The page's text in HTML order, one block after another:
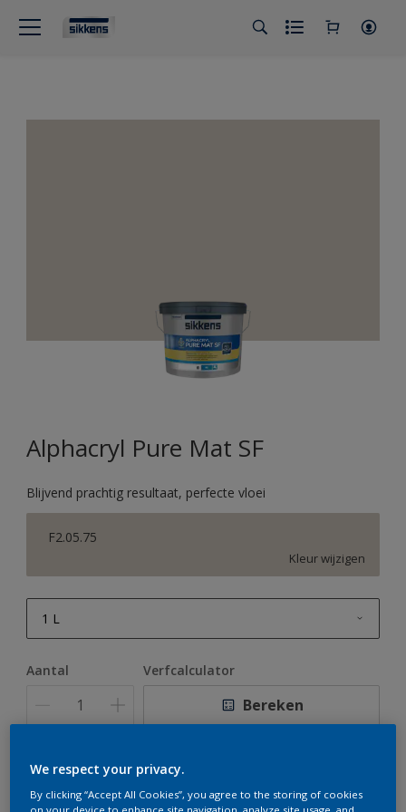
Alphacryl Pure Mat SF
Blijvend prachtig resultaat, perfecte vloei
F2.05.75
Kleur wijzigen
1 L
Aantal Verfcalculator
Bereken
Op dit moment is het niet mogelijk dit product online
te bestellen. Houd de website in de gaten, we werken
We respect your privacy.
By clicking “Accept All Cookies”, you agree to the storing of cookies
on your device to enhance site navigation, analyze site usage, and